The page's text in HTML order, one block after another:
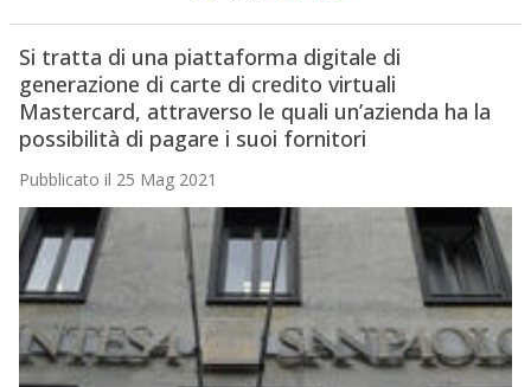
Si tratta di una piattaforma digitale di
generazione di carte di credito virtuali
Mastercard, attraverso le quali un’azienda ha la
possibilità di pagare i suoi fornitori
Pubblicato il 25 Mag 2021